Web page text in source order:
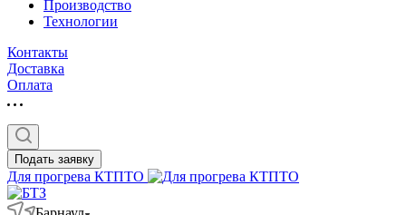
Производство
Технологии
Контакты
Доставка
Оплата
Подать заявку
Для прогрева КТПТО